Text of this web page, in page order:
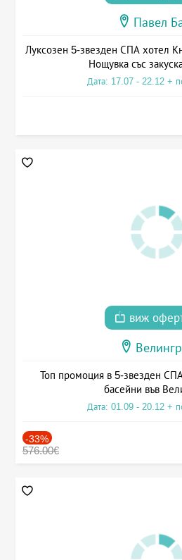
Павел
Луксозен 5-звезден СПА хотел
Нощувка със
Дата: 17.07 - 22.12 +
виж
Топ промоция в 5-звезден
басейни във
Дата: 01.09 - 20.12 +
-33%
576.00€